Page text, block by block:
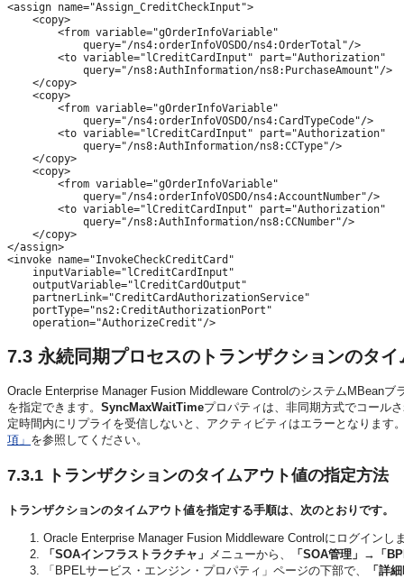
<assign name="Assign_CreditCheckInput">
    <copy>
        <from variable="gOrderInfoVariable"
            query="/ns4:orderInfoVOSDO/ns4:OrderTotal"/>
        <to variable="lCreditCardInput" part="Authorization"
            query="/ns8:AuthInformation/ns8:PurchaseAmount"/>
    </copy>
    <copy>
        <from variable="gOrderInfoVariable"
            query="/ns4:orderInfoVOSDO/ns4:CardTypeCode"/>
        <to variable="lCreditCardInput" part="Authorization"
            query="/ns8:AuthInformation/ns8:CCType"/>
    </copy>
    <copy>
        <from variable="gOrderInfoVariable"
            query="/ns4:orderInfoVOSDO/ns4:AccountNumber"/>
        <to variable="lCreditCardInput" part="Authorization"
            query="/ns8:AuthInformation/ns8:CCNumber"/>
    </copy>
</assign>
<invoke name="InvokeCheckCreditCard"
    inputVariable="lCreditCardInput"
    outputVariable="lCreditCardOutput"
    partnerLink="CreditCardAuthorizationService"
    portType="ns2:CreditAuthorizationPort"
    operation="AuthorizeCredit"/>
7.3 永続同期プロセスのトランザクションのタ
Oracle Enterprise Manager Fusion Middleware Control のシステムMBeanブ
を指定できます。 SyncMaxWaitTimeプロパティは、非同期方式でコール
定時間内にリプライを受信しないと、アクティビティはエラーとなります
項」 を参照してください。
7.3.1 トランザクションのタイムアウト値の指定方法
トランザクションのタイムアウト値を指定する手順は、次のとおりです。
Oracle Enterprise Manager Fusion Middleware Control にログインし
「SOAインフラストラクチャ」 メニューから、 「SOA管理」 → 「
「BPELサービス・エンジン・プロパティ」ページの下部で、
「詳